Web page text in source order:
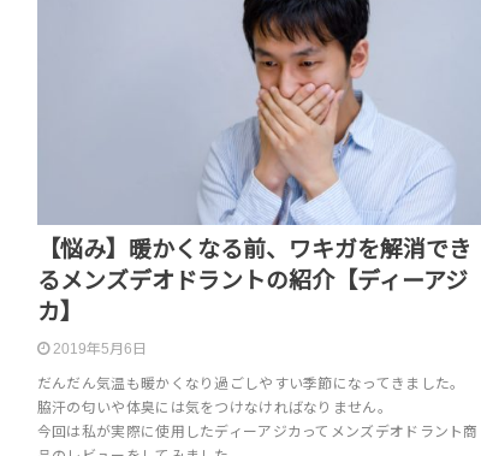
【悩み】暖かくなる前、ワキガを解消でき
るメンズデオドラントの紹介【ディーアジ
カ】
2019年5月6日
だんだん気温も暖かくなり過ごしやすい季節になってきました。
脇汗の匂いや体臭には気をつけなければなりません。
今回は私が実際に使用したディーアジカってメンズデオドラント商